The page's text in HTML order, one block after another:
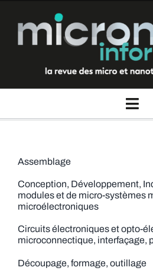
contenu
Thèmes
Rubriques
Nous contacter
Assemblage
Conception, Développement,
modules et de micro-systèmes
microélectroniques
Circuits électroniques et opto-
microconnectique, interfaçage,
Découpage, formage, outillage